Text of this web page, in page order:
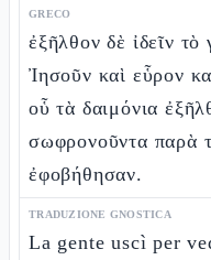
GRECO
ἐξῆλθον δὲ ἰδεῖν
Ἰησοῦν καὶ εὗρον
οὗ τὰ δαιμόνια
σωφρονοῦντα παρὰ
ἐφοβήθησαν.
TRADUZIONE GNOSTICA
La gente uscì per